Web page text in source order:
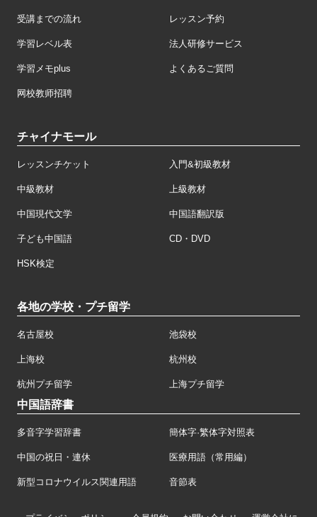
受講までの流れ レッスン予約
学習レベル表 法人研修サービス
学習メモplus よくあるご質問
网校教师招聘
チャイナモール
レッスンチケット 入門&初級教材
中級教材 上級教材
中国現代文学 中国語翻訳版
子ども中国語 CD・DVD
HSK検定
各地の学校・プチ留学
名古屋校 池袋校
上海校 杭州校
杭州プチ留学 上海プチ留学
中国語辞書
多音字学習辞書 簡体字·繁体字対照表
中国の祝日・連休 医療用語（常用編）
新型コロナウイルス関連用語 音節表